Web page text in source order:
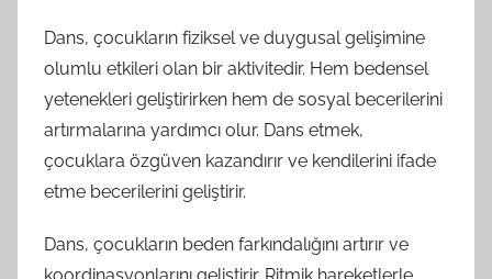
Dans, çocukların fiziksel ve duygusal gelişimine
olumlu etkileri olan bir aktivitedir. Hem bedensel
yetenekleri geliştirirken hem de sosyal becerilerini
artırmalarına yardımcı olur. Dans etmek,
çocuklara özgüven kazandırır ve kendilerini ifade
etme becerilerini geliştirir.
Dans, çocukların beden farkındalığını artırır ve
koordinasyonlarını geliştirir. Ritmik hareketlerle